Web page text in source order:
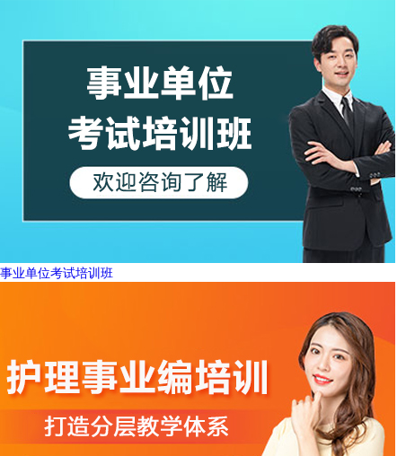
事业单位考试培训班